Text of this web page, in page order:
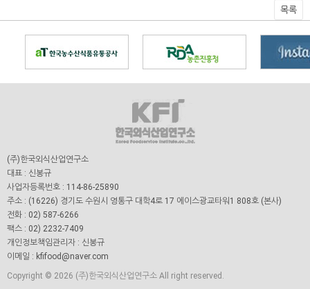
목록
(주)한국외식산업연구소
대표 : 신봉규
사업자등록번호 : 114-86-25890
주소 : (16226) 경기도 수원시 영통구 대학4로 17 에이스광교타워1 808호 (본사)
전화 : 02) 587-6266
팩스 : 02) 2232-7409
개인정보책임관리자 : 신봉규
이메일 : kfifood@naver.com
Copyright © 2026 (주)한국외식산업연구소 All right reserved.